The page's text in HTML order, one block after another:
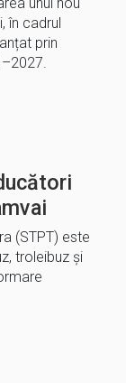
în cadrul
prin
(STPT) este
troleibuz și